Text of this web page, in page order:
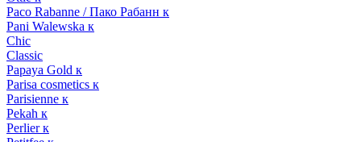
Paco Rabanne / Пако Рабанн к
Pani Walewska к
Chic
Classic
Papaya Gold к
Parisa cosmetics к
Parisienne к
Pekah к
Perlier к